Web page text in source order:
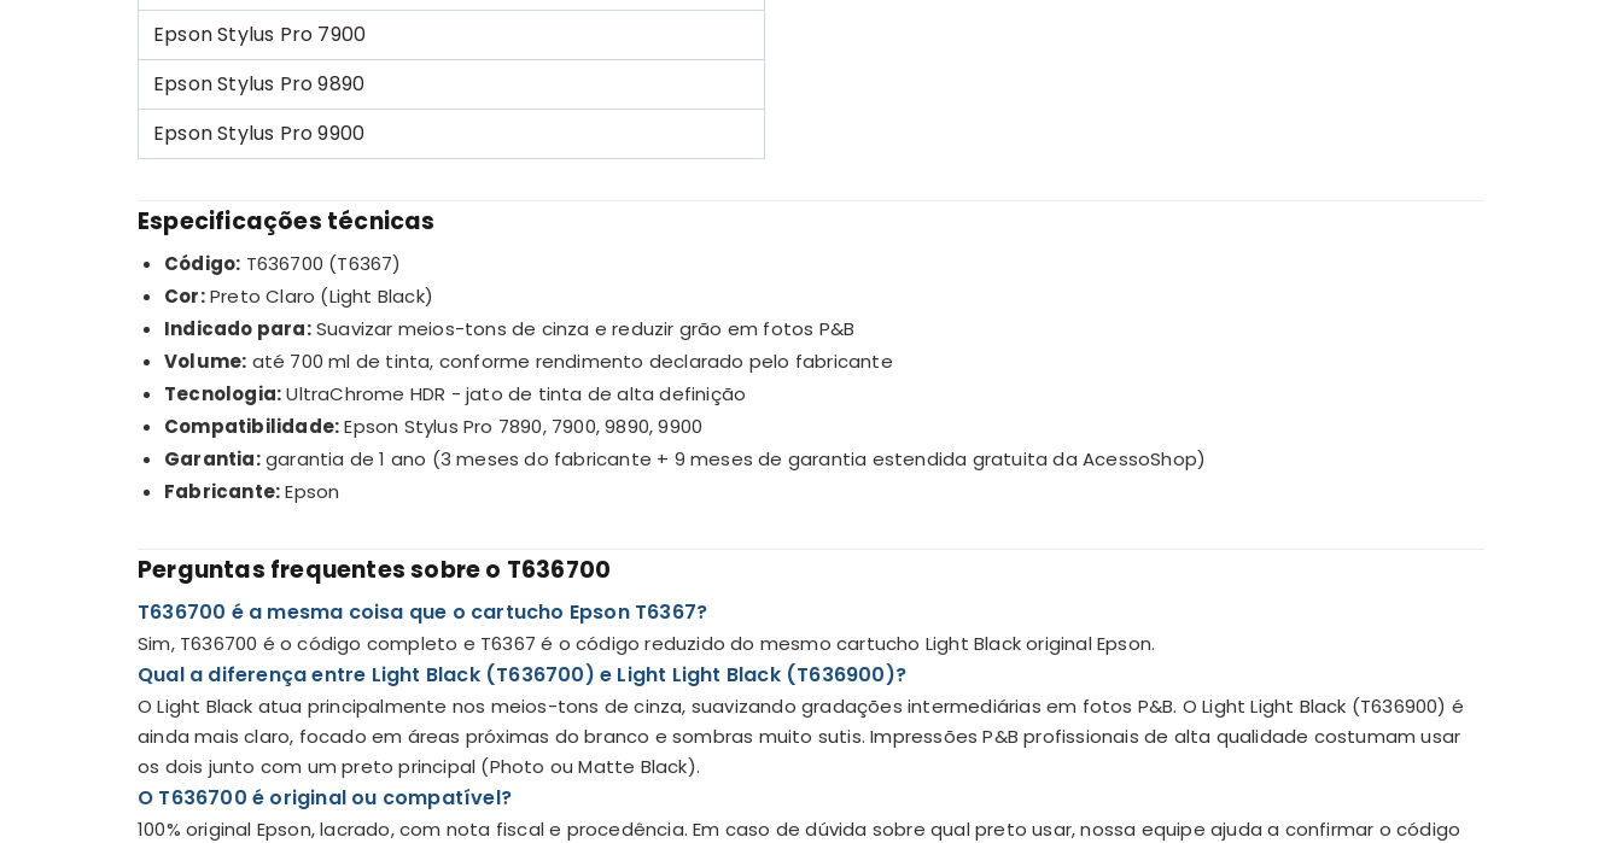
Epson Stylus Pro 7900
Epson Stylus Pro 9890
Epson Stylus Pro 9900
Especificações técnicas
Código: T636700 (T6367)
Cor:Preto Claro (Light Black)
Indicado para:Suavizar meios-tons de cinza e reduzir grão em fotos P&B
Volume: até 700 ml de tinta, conforme rendimento declarado pelo fabricante
Tecnologia:UltraChrome HDR - jato de tinta de alta definição
Compatibilidade:Epson Stylus Pro 7890, 7900, 9890, 9900
Garantia:garantia de 1 ano (3 meses do fabricante + 9 meses de garantia estendida gratuita da AcessoShop)
Fabricante:Epson
Perguntas frequentes sobre o T636700
T636700 é a mesma coisa que o cartucho Epson T6367?
Sim, T636700 é o código completo e T6367 é o código reduzido do mesmo cartucho Light Black original Epson.
Qual a diferença entre Light Black (T636700) e Light Light Black (T636900)?
O Light Black atua principalmente nos meios-tons de cinza, suavizando gradações intermediárias em fotos P&B. O Light Light Black (T636900) é
ainda mais claro, focado em áreas próximas do branco e sombras muito sutis. Impressões P&B profissionais de alta qualidade costumam usar
os dois junto com um preto principal (Photo ou Matte Black).
O T636700 é original ou compatível?
100% original Epson, lacrado, com nota fiscal e procedência. Em caso de dúvida sobre qual preto usar, nossa equipe ajuda a confirmar o código